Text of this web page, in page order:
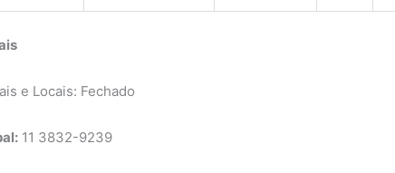
e Locais: Fechado
11 3832-9239